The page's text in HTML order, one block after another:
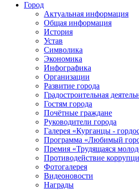
Город
Актуальная информация
Общая информация
История
Устав
Символика
Экономика
Инфографика
Организации
Развитие города
Градостроительная
Гостям города
Почётные граждане
Руководители города
Галерея «Курганцы -
Программа «Любимый
Премия «Трудящаяся
Противодействие
Фотогалерея
Видеоновости
Награды